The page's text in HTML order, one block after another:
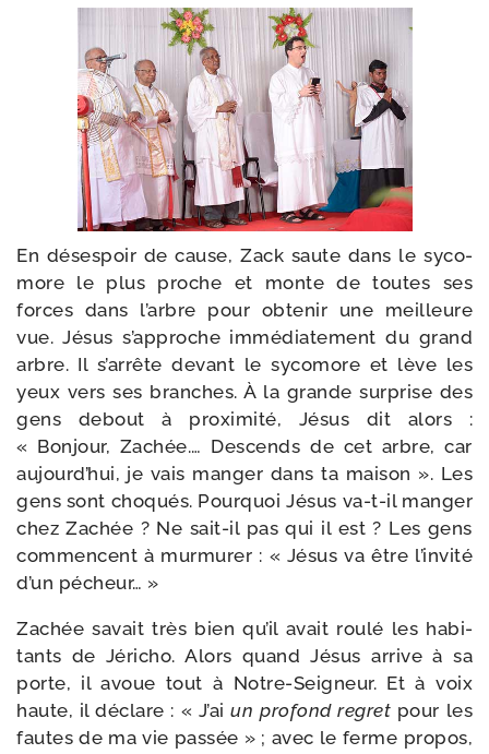
En déses­poir de cause, Zack saute dans le syco­
more le plus proche et monte de toutes ses
forces dans l’arbre pour obte­nir une meilleure
vue. Jésus s’approche immé­dia­te­ment du grand
arbre. Il s’arrête devant le syco­more et lève les
yeux vers ses branches. À la grande sur­prise des
gens debout à proxi­mi­té, Jésus dit alors :
« Bonjour, Zachée.… Descends de cet arbre, car
aujourd’­hui, je vais man­ger dans ta mai­son ». Les
gens sont cho­qués. Pourquoi Jésus va-​t-​il man­ger
chez Zachée ? Ne sait-​il pas qui il est ? Les gens
com­mencent à mur­mu­rer : « Jésus va être l’in­vi­té
d’un pécheur… »
Zachée savait très bien qu’il avait rou­lé les habi­
tants de Jéricho. Alors quand Jésus arrive à sa
porte, il avoue tout à Notre-​Seigneur. Et à voix
haute, il déclare : « J’aiun pro­fond regret pour les
fautes de ma vie pas­sée » ; avec le ferme pro­pos,